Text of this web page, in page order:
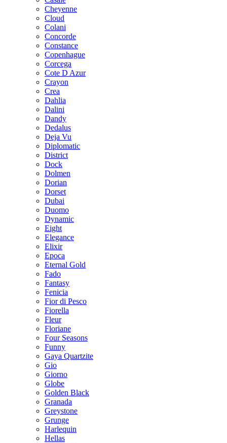
Cheyenne
Cloud
Colani
Concorde
Constance
Copenhague
Corcega
Cote D Azur
Crayon
Crea
Dahlia
Dalini
Dandy
Dedalus
Deja Vu
Diplomatic
District
Dock
Dolmen
Dorian
Dorset
Dubai
Duomo
Dynamic
Eight
Elegance
Elixir
Epoca
Eternal Gold
Fado
Fantasy
Fenicia
Fior di Pesco
Fiorella
Fleur
Floriane
Four Seasons
Funny
Gaya Quartzite
Gio
Giorno
Globe
Golden Black
Granada
Greystone
Grunge
Harlequin
Hellas